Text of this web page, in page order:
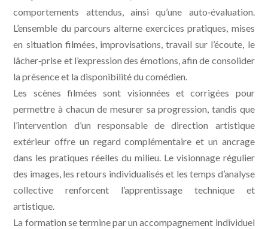
comportements attendus, ainsi qu’une auto‑évaluation.
L’ensemble du parcours alterne exercices pratiques, mises
en situation filmées, improvisations, travail sur l’écoute, le
lâcher‑prise et l’expression des émotions, afin de consolider
la présence et la disponibilité du comédien.
Les scènes filmées sont visionnées et corrigées pour
permettre à chacun de mesurer sa progression, tandis que
l’intervention d’un responsable de direction artistique
extérieur offre un regard complémentaire et un ancrage
dans les pratiques réelles du milieu. Le visionnage régulier
des images, les retours individualisés et les temps d’analyse
collective renforcent l’apprentissage technique et
artistique.
La formation se termine par un accompagnement individuel